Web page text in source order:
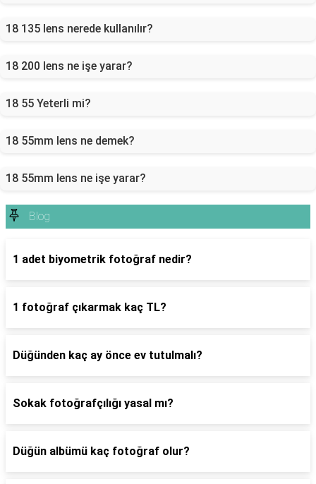
18 135 lens nerede kullanılır?
18 200 lens ne işe yarar?
18 55 Yeterli mi?
18 55mm lens ne demek?
18 55mm lens ne işe yarar?
Blog
1 adet biyometrik fotoğraf nedir?
1 fotoğraf çıkarmak kaç TL?
Düğünden kaç ay önce ev tutulmalı?
Sokak fotoğrafçılığı yasal mı?
Düğün albümü kaç fotoğraf olur?